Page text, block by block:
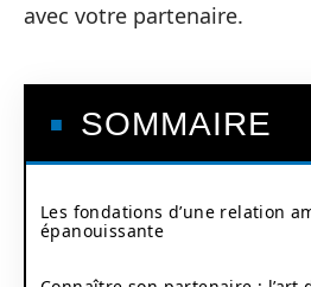
avec votre partenaire.
SOMMAIRE
Les fondations d’une relation
épanouissante